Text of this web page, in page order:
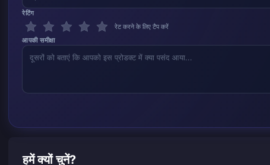
रेटिंग
रेट करने के लिए टैप करें
आपकी समीक्षा
हमें क्यों चुनें?